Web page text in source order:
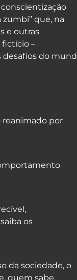
zumbi” que, na
e outras
fictício –
desafios do
reanimado por
os
da sociedade, o
quem sabe,